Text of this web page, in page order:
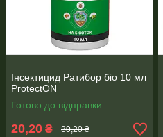
Інсектицид Ратибор біо 10 мл
ProtectON
Готово до відправки
20,20 ₴ 30,20 ₴